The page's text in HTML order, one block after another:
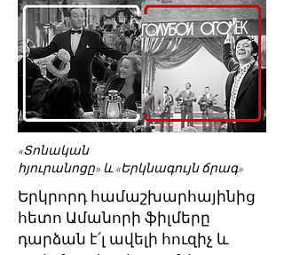
«Տոնական
հյուրանոցը» և «Երկնագույն ճրագ»
Երկրորդ համաշխարհայինից
հետո Ամանորի ֆիլմերը
դարձան է՛լ ավելի հուզիչ և